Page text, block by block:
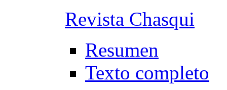
Revista Chasqui
Resumen
Texto completo